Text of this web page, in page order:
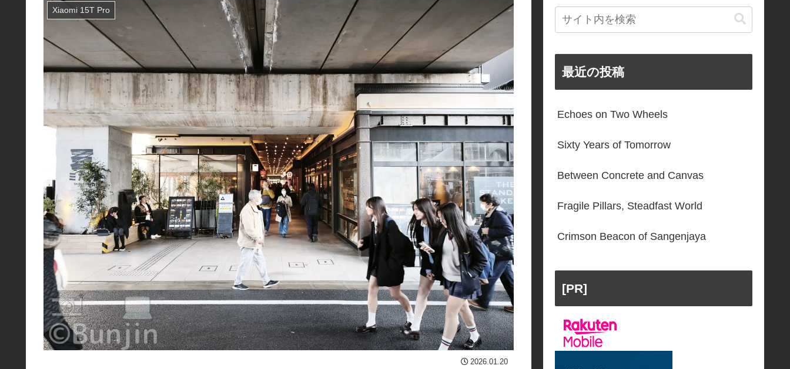
Xiaomi 15T Pro
2026.01.20
最近の投稿
Echoes on Two Wheels
Sixty Years of Tomorrow
Between Concrete and Canvas
Fragile Pillars, Steadfast World
Crimson Beacon of Sangenjaya
[PR]